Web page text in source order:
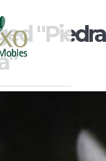
"Piedra